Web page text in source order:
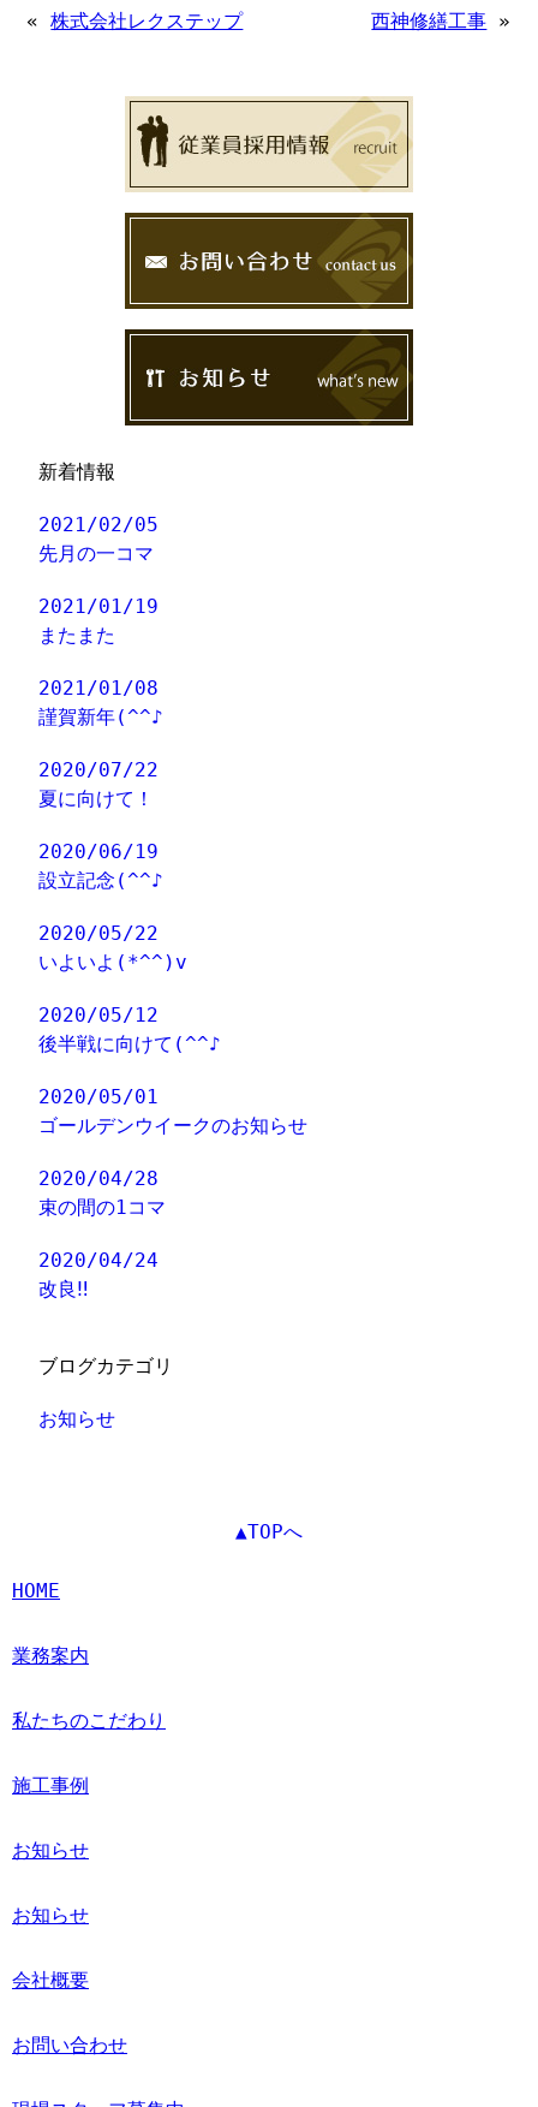
«株式会社レクステップ 西神修繕工事 »
新着情報
2021/02/05
先月の一コマ
2021/01/19
またまた
2021/01/08
謹賀新年(^^♪
2020/07/22
夏に向けて！
2020/06/19
設立記念(^^♪
2020/05/22
いよいよ(*^^)v
2020/05/12
後半戦に向けて(^^♪
2020/05/01
ゴールデンウイークのお知らせ
2020/04/28
束の間の1コマ
2020/04/24
改良‼
ブログカテゴリ
お知らせ
▲TOPへ
HOME
業務案内
私たちのこだわり
施工事例
お知らせ
お知らせ
会社概要
お問い合わせ